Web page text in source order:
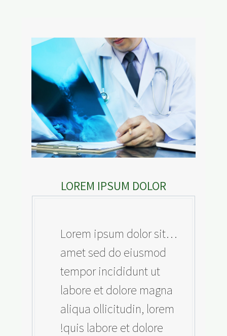
LOREM IPSUM DOLOR
…Lorem ipsum dolor sit
amet sed do eiusmod
tempor incididunt ut
labore et dolore magna
aliqua ollicitudin, lorem
quis labore et dolore!